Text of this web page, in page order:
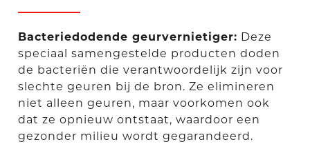
Bacteriedodende geurvernietiger: Deze
speciaal samengestelde producten doden
de bacteriën die verantwoordelijk zijn voor
slechte geuren bij de bron. Ze elimineren
niet alleen geuren, maar voorkomen ook
dat ze opnieuw ontstaat, waardoor een
gezonder milieu wordt gegarandeerd.